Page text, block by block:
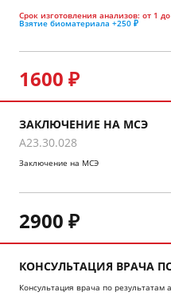
Срок изготовления анализов: от 1
Взятие биоматериала +250 ₽
1600 ₽
ЗАКЛЮЧЕНИЕ НА МСЭ
A23.30.028
Заключение на МСЭ
2900 ₽
КОНСУЛЬТАЦИЯ ВРАЧА
Консультация врача по результатам